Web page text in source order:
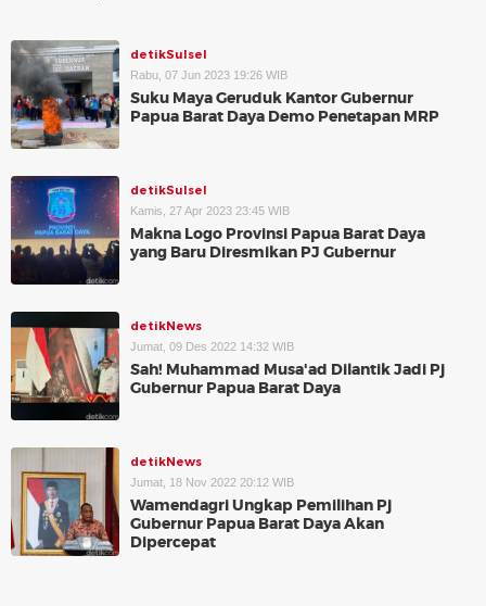
detikSulsel
Rabu, 07 Jun 2023 19:26 WIB
Suku Maya Geruduk Kantor Gubernur
Papua Barat Daya Demo Penetapan MRP
detikSulsel
Kamis, 27 Apr 2023 23:45 WIB
Makna Logo Provinsi Papua Barat Daya
yang Baru Diresmikan PJ Gubernur
detikNews
Jumat, 09 Des 2022 14:32 WIB
Sah! Muhammad Musa'ad Dilantik Jadi Pj
Gubernur Papua Barat Daya
detikNews
Jumat, 18 Nov 2022 20:12 WIB
Wamendagri Ungkap Pemilihan Pj
Gubernur Papua Barat Daya Akan
Dipercepat